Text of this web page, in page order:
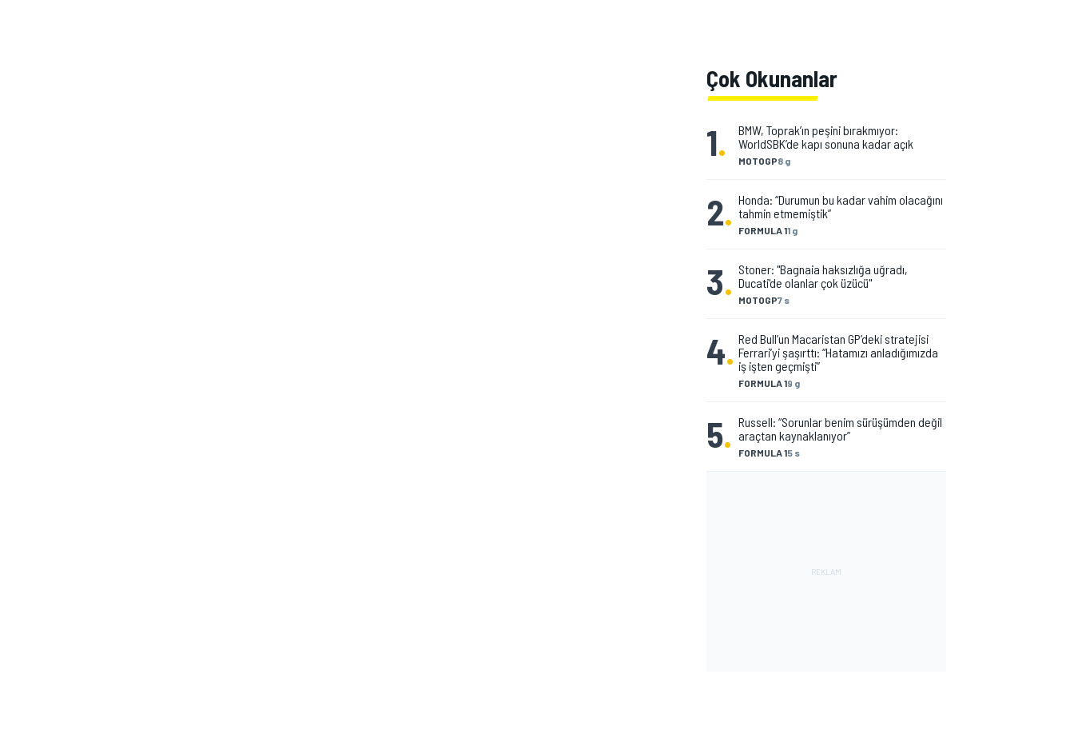
Çok Okunanlar
1. MOTOGP8 g
BMW, Toprak’ın peşini bırakmıyor:
WorldSBK’de kapı sonuna kadar açık
2. FORMULA 11 g
Honda: “Durumun bu kadar vahim olacağını
tahmin etmemiştik”
3. MOTOGP7 s
Stoner: "Bagnaia haksızlığa uğradı,
Ducati'de olanlar çok üzücü"
4.
FORMULA 19 g
Red Bull’un Macaristan GP’deki stratejisi
Ferrari’yi şaşırttı: “Hatamızı anladığımızda
iş işten geçmişti”
5. FORMULA 15 s
Russell: “Sorunlar benim sürüşümden değil
araçtan kaynaklanıyor”